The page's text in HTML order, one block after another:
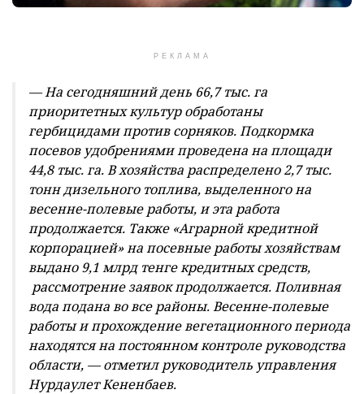
РЕКЛАМА
— На сегодняшний день 66,7 тыс. га
приоритетных культур обработаны
гербицидами против сорняков. Подкормка
посевов удобрениями проведена на площади
44,8 тыс. га. В хозяйства распределено 2,7 тыс.
тонн дизельного топлива, выделенного на
весенне-полевые работы, и эта работа
продолжается. Также «Аграрной кредитной
корпорацией» на посевные работы хозяйствам
выдано 9,1 млрд тенге кредитных средств,
рассмотрение заявок продолжается. Поливная
вода подана во все районы. Весенне-полевые
работы и прохождение вегетационного периода
находятся на постоянном контроле руководства
области, — отметил руководитель управления
Нурдаулет Кененбаев.